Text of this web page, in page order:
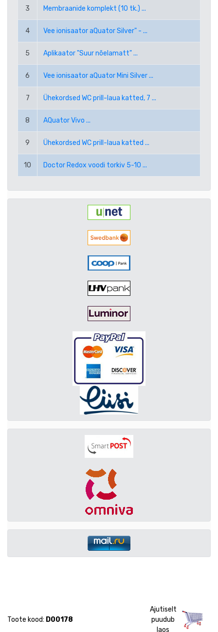
RUB VENEMAA RUBLA
SEK ROOTSI KROON
TRY UUS TÜRGI LIIR
PPD PAYPAL (USD)
3 Membraanide komplekt (10 tk.) ...
4 Vee ionisaator aQuator Silver" - ...
5 Aplikaator "Suur nõelamatt" ...
6 Vee ionisaator aQuator Mini Silver ...
7 Ühekordsed WC prill-laua katted, 7 ...
8 AQuator Vivo ...
9 Ühekordsed WC prill-laua katted ...
10 Doctor Redox voodi torkiv 5-10 ...
Toote kood: D00178
Ajutiselt
puudub
laos